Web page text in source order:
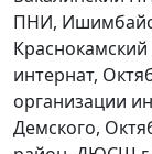
ПНИ,
интернат,
организации
Демского,